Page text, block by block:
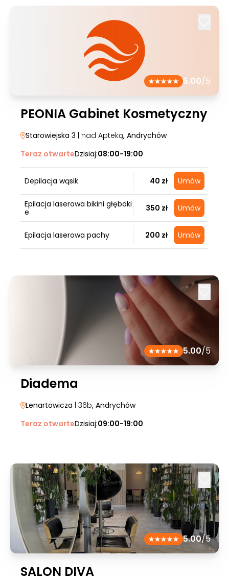
5.00/5
PEONIA Gabinet Kosmetyczny
Starowiejska 3 | nad Apteką, Andrychów
Teraz otwarteDzisiaj:08:00-19:00
Depilacja wąsik 40 zł Umów
Epilacja laserowa bikini głęboki
e
350 zł Umów
Epilacja laserowa pachy 200 zł Umów
5.00/5
Diadema
Lenartowicza | 36b, Andrychów
Teraz otwarteDzisiaj:09:00-19:00
5.00/5
SALON DIVA